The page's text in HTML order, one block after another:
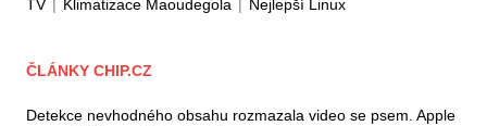
TV | Klimatizace Maoudegola | Nejlepší Linux
ČLÁNKY CHIP.CZ
Detekce nevhodného obsahu rozmazala video se psem. Apple